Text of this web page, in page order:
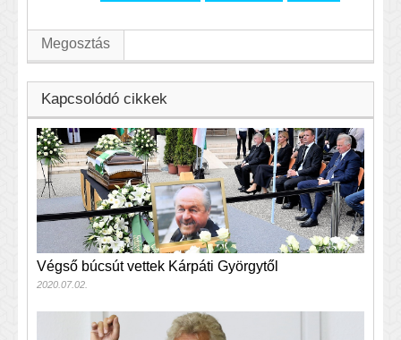
Megosztás
Kapcsolódó cikkek
Végső búcsút vettek Kárpáti Györgytől
2020.07.02.